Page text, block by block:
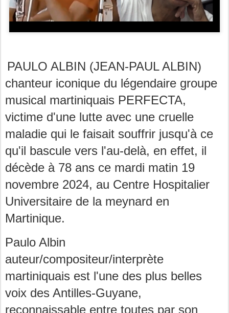
PAULO ALBIN (JEAN-PAUL ALBIN)
chanteur iconique du légendaire groupe
musical martiniquais PERFECTA,
victime d'une lutte avec une cruelle
maladie qui le faisait souffrir jusqu'à ce
qu'il bascule vers l'au-delà, en effet, il
décède à 78 ans ce mardi matin 19
novembre 2024, au Centre Hospitalier
Universitaire de la meynard en
Martinique.
Paulo Albin
auteur/compositeur/interprète
martiniquais est l'une des plus belles
voix des Antilles-Guyane,
reconnaissable entre toutes par son